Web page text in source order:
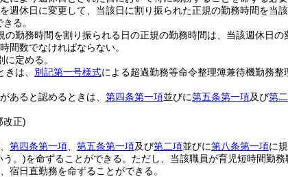
週休日に変更して、当該日に割り振られた正規の勤務時間を当
る。
の勤務時間を割り振られる日の正規の勤務時間は、当該週休日
間数でなければならない。
定める。
は、 別記第一号様式による超過勤務等命令整理簿兼待機勤務整
あると認めるときは、 第四条第一項並びに第五条第一項及び第
改正)
第四条第一項 第五条第一項及び第二項並びに第八条第一項に
う。)を命ずることができる。 ただし、当該職員が育児短時間勤
宿日直勤務を命ずることができる。